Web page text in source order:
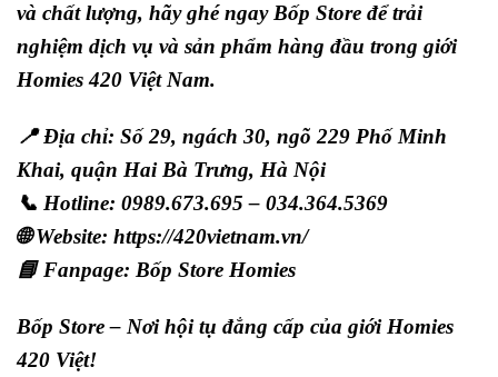
và chất lượng, hãy ghé ngay Bốp Store để trải
nghiệm dịch vụ và sản phẩm hàng đầu trong giới
Homies 420 Việt Nam.
📍 Địa chỉ: Số 29, ngách 30, ngõ 229 Phố Minh
Khai, quận Hai Bà Trưng, Hà Nội
📞 Hotline: 0989.673.695 – 034.364.5369
🌐 Website: https://420vietnam.vn/
📘 Fanpage: Bốp Store Homies
Bốp Store – Nơi hội tụ đẳng cấp của giới Homies
420 Việt!